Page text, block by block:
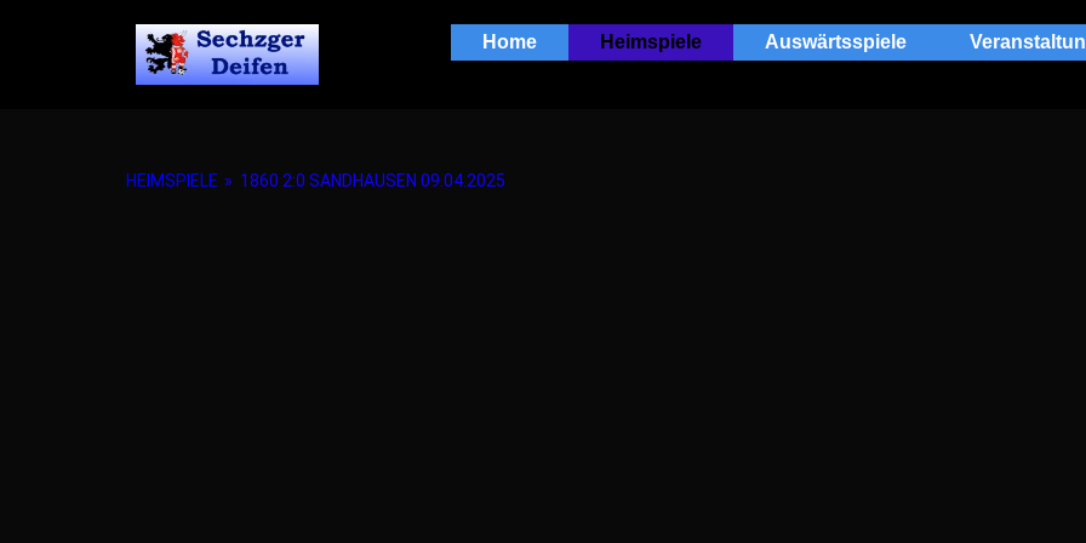
Home Heimspiele Auswärtsspiele
HEIMSPIELE » 1860 2:0 SANDHAUSEN 09.04.2025